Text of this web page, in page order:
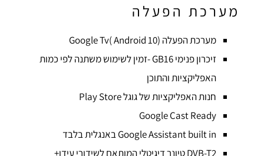
מערכת הפעלה
מערכת הפעלה (10 Google Tv( Android
זיכרון פנימי GB16 -זמין לשימוש משתנה לפי כמות
האפליקציות והתוכן
חנות האפליקציות של גוגל Play Store
Google Cast Ready
Google Assistant built in באנגלית בלבד
DVB-T2 טיונר דיגיטלי המותאם לשידורי עידן+